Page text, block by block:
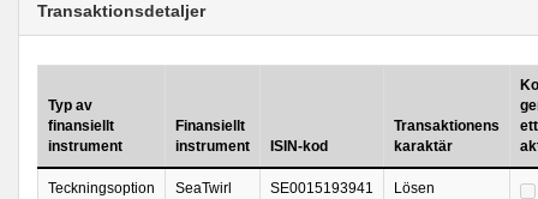
Transaktionsdetaljer
Typ av
finansiellt
instrument
Finansiellt
instrument
ISIN-kod
Transaktionens
karaktär
ett
Teckningsoption
SeaTwirl
SE0015193941
Lösen